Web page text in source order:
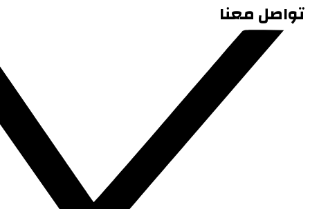
تواصل معنا